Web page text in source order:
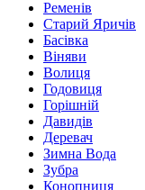
Ременів
Старий Яричів
Басівка
Віняви
Волиця
Годовиця
Горішній
Давидів
Деревач
Зимна Вода
Зубра
Конопниця